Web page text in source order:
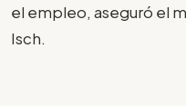
el empleo, aseguró el
Isch.